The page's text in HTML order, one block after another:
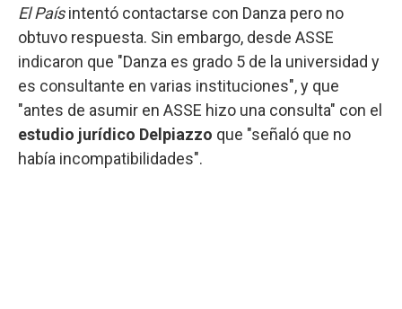
El Paísintentó contactarse con Danza pero no
obtuvo respuesta. Sin embargo, desde ASSE
indicaron que "Danza es grado 5 de la universidad y
es consultante en varias instituciones", y que
"antes de asumir en ASSE hizo una consulta" con el
estudio jurídico Delpiazzo que "señaló que no
había incompatibilidades".